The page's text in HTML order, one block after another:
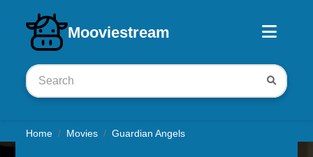
Mooviestream
Download iOS app
Home Movies Guardian Angels